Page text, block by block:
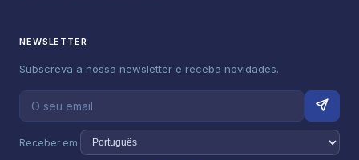
NEWSLETTER
Subscreva a nossa newsletter e receba novidades.
Receber em: